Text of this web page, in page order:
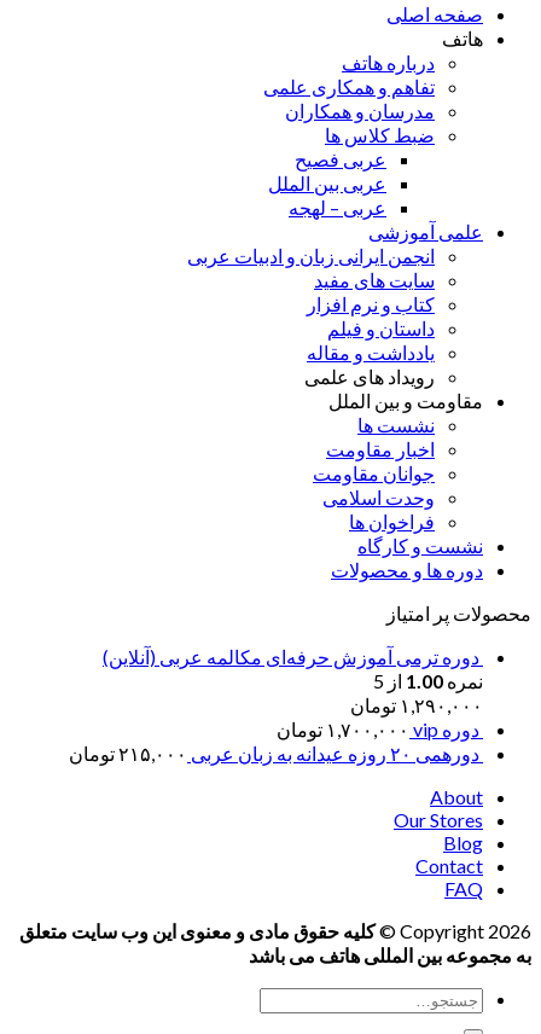
صفحه اصلی
هاتف
درباره هاتف
تفاهم و همکاری علمی
مدرسان و همکاران
ضبط کلاس ها
عربی فصیح
عربی بین الملل
عربی – لهجه
علمی آموزشی
انجمن ایرانی زبان و ادبیات عربی
سایت های مفید
کتاب و نرم افزار
داستان و فیلم
یادداشت و مقاله
رویداد های علمی
مقاومت و بین الملل
نشست ها
اخبار مقاومت
جوانان مقاومت
وحدت اسلامی
فراخوان ها
نشست و کارگاه
دوره ها و محصولات
محصولات پر امتیاز
دوره ترمی آموزش حرفه‌ای مکالمه عربی (آنلاین)
نمره 1.00 از 5
۱,۲۹۰,۰۰۰ تومان
دوره vip
۱,۷۰۰,۰۰۰ تومان
دورهمی ۲۰ روزه عیدانه به زبان عربی
۲۱۵,۰۰۰تومان
About
Our Stores
Blog
Contact
FAQ
Copyright 2026 ©
کلیه حقوق مادی و معنوی این وب سایت متعلق
به مجموعه بین المللی هاتف می باشد
جستجو
برای: